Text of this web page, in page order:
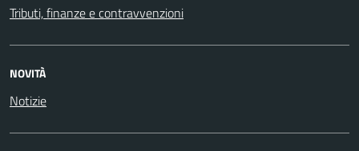
Tributi, finanze e contravvenzioni
NOVITÀ
Notizie